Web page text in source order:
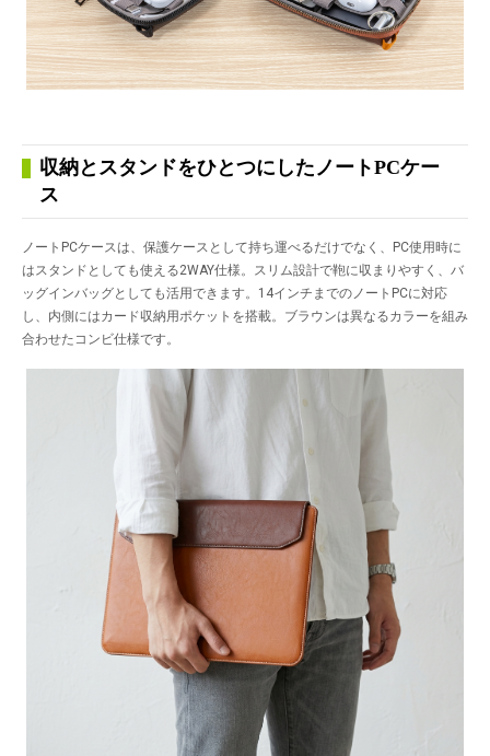
収納とスタンドをひとつにしたノートPCケー
ス
ノートPCケースは、保護ケースとして持ち運べるだけでなく、PC使用時に
はスタンドとしても使える2WAY仕様。スリム設計で鞄に収まりやすく、バ
ッグインバッグとしても活用できます。14インチまでのノートPCに対応
し、内側にはカード収納用ポケットを搭載。ブラウンは異なるカラーを組み
合わせたコンビ仕様です。